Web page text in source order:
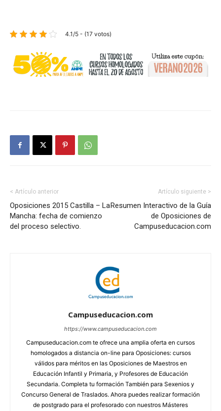
4.1/5 - (17 votos)
< Artículo anterior
Oposiciones 2015 Castilla – La
Mancha: fecha de comienzo
del proceso selectivo.
Artículo siguiente >
Resumen Interactivo de la Guía
de Oposiciones de
Campuseducacion.com
Campuseducacion.com
https://www.campuseducacion.com
Campuseducacion.com te ofrece una amplia oferta en cursos
homologados a distancia on-line para Oposiciones: cursos
válidos para méritos en las Oposiciones de Maestros en
Educación Infantil y Primaria, y Profesores de Educación
Secundaria. Completa tu formación También para Sexenios y
Concurso General de Traslados. Ahora puedes realizar formación
de postgrado para el profesorado con nuestros Másteres